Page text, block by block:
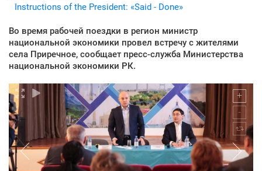
Instructions of the President: «Said - Done»
Во время рабочей поездки в регион министр
национальной экономики провел встречу с жителями
села Приречное, сообщает пресс-служба Министерства
национальной экономики РК.